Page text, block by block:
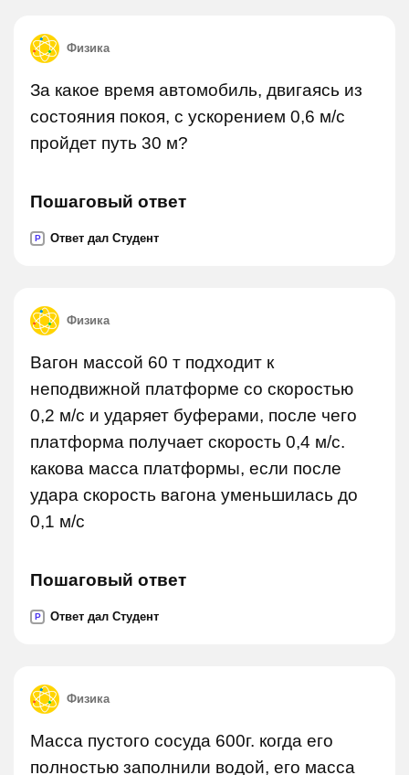
Физика
За какое время автомобиль, двигаясь из
состояния покоя, с ускорением 0,6 м/с
пройдет путь 30 м?
Пошаговый ответ
P Ответ дал Студент
Физика
Вагон массой 60 т подходит к
неподвижной платформе со скоростью
0,2 м/с и ударяет буферами, после чего
платформа получает скорость 0,4 м/с.
какова масса платформы, если после
удара скорость вагона уменьшилась до
0,1 м/с
Пошаговый ответ
P Ответ дал Студент
Физика
Масса пустого сосуда 600г. когда его
полностью заполнили водой, его масса